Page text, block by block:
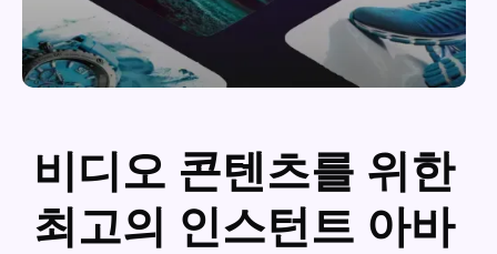
비디오 콘텐츠를 위한
최고의 인스턴트 아바